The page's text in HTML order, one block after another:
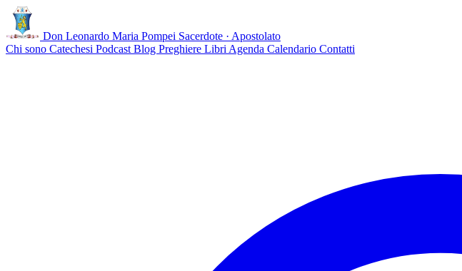
Don Leonardo Maria Pompei Sacerdote · Apostolato
Chi sono Catechesi Podcast Blog Preghiere Libri Agenda Calendario Contatti